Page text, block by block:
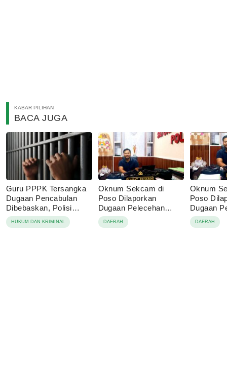
KABAR PILIHAN
BACA JUGA
Guru PPPK Tersangka
Dugaan Pencabulan
Dibebaskan, Polisi
Sebut Laporan Dicabut
Keluarga Korban
HUKUM DAN KRIMINAL
Oknum Sekcam di
Poso Dilaporkan
Dugaan Pelecehan
Anak
DAERAH
Oknum
Poso
Dugaan
terhadap
Bawah
DAERAH